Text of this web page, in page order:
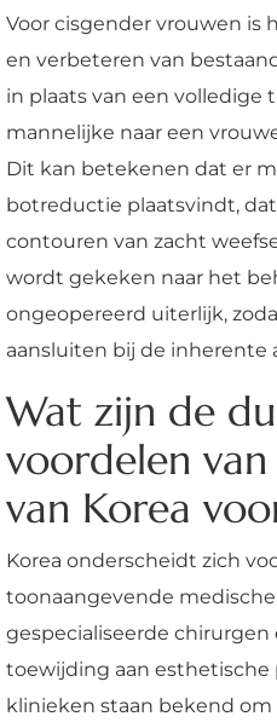
Voor cisgender vrouwen is
en verbeteren van
in plaats van een volledige
mannelijke naar een
Dit kan betekenen dat er
botreductie plaatsvindt,
contouren van zacht
wordt gekeken naar het
ongeopereerd uiterlijk,
aansluiten bij de inherente
Wat zijn de
voordelen
van Korea
Korea onderscheidt zich
toonaangevende
gespecialiseerde chirurgen
toewijding aan esthetische
klinieken staan bekend